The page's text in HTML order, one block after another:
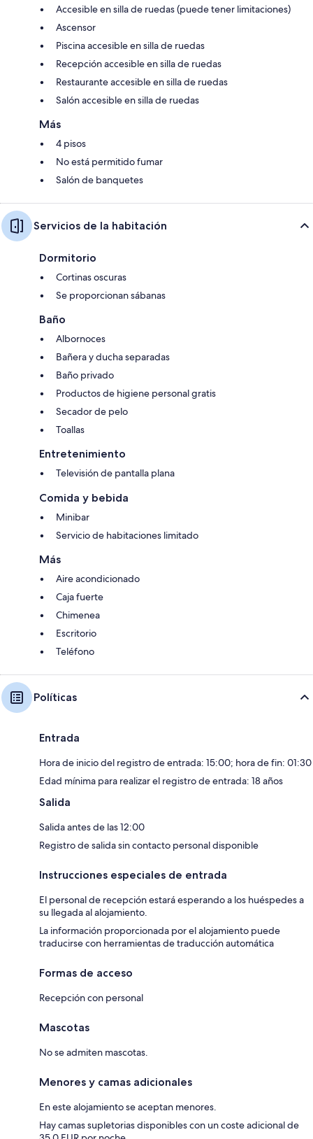
Accesible en silla de ruedas (puede tener limitaciones)
Ascensor
Piscina accesible en silla de ruedas
Recepción accesible en silla de ruedas
Restaurante accesible en silla de ruedas
Salón accesible en silla de ruedas
Más
4 pisos
No está permitido fumar
Salón de banquetes
Servicios de la habitación
Dormitorio
Cortinas oscuras
Se proporcionan sábanas
Baño
Albornoces
Bañera y ducha separadas
Baño privado
Productos de higiene personal gratis
Secador de pelo
Toallas
Entretenimiento
Televisión de pantalla plana
Comida y bebida
Minibar
Servicio de habitaciones limitado
Más
Aire acondicionado
Caja fuerte
Chimenea
Escritorio
Teléfono
Políticas
Entrada
Hora de inicio del registro de entrada: 15:00; hora de fin: 01:30
Edad mínima para realizar el registro de entrada: 18 años
Salida
Salida antes de las 12:00
Registro de salida sin contacto personal disponible
Instrucciones especiales de entrada
El personal de recepción estará esperando a los huéspedes a
su llegada al alojamiento.
La información proporcionada por el alojamiento puede
traducirse con herramientas de traducción automática
Formas de acceso
Recepción con personal
Mascotas
No se admiten mascotas.
Menores y camas adicionales
En este alojamiento se aceptan menores.
Hay camas supletorias disponibles con un coste adicional de